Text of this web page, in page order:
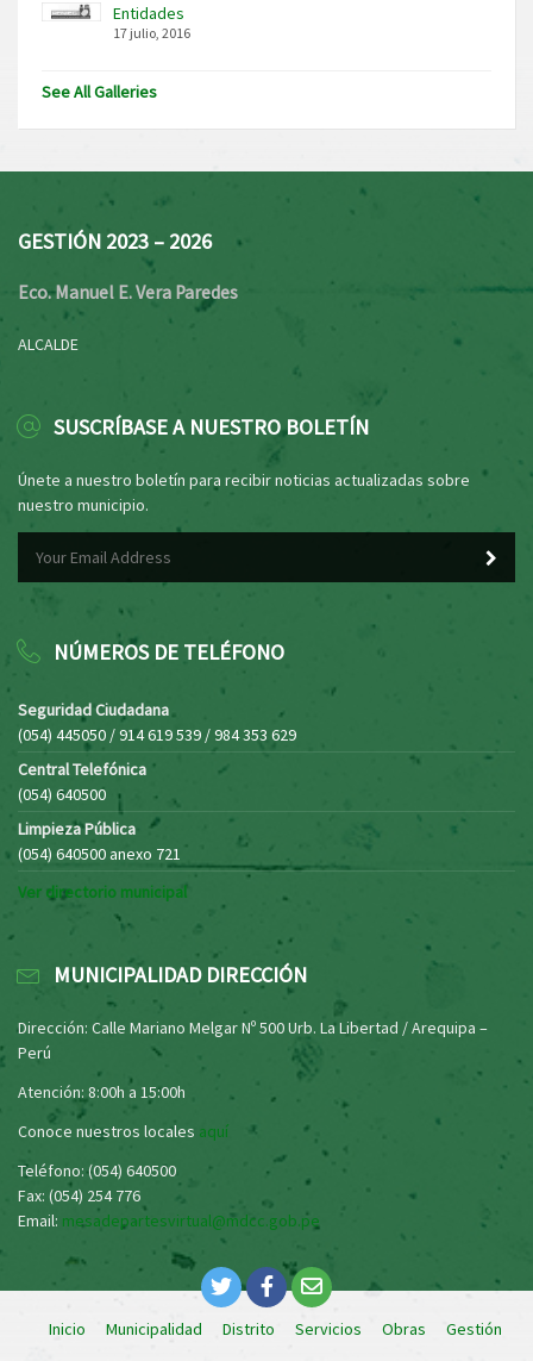
Entidades
17 julio, 2016
See All Galleries
GESTIÓN 2023 – 2026
Eco. Manuel E. Vera Paredes
ALCALDE
SUSCRÍBASE A NUESTRO BOLETÍN
Únete a nuestro boletín para recibir noticias actualizadas sobre
nuestro municipio.
NÚMEROS DE TELÉFONO
Seguridad Ciudadana
(054) 445050 / 914 619 539 / 984 353 629
Central Telefónica
(054) 640500
Limpieza Pública
(054) 640500 anexo 721
Ver directorio municipal
MUNICIPALIDAD DIRECCIÓN
Dirección: Calle Mariano Melgar Nº 500 Urb. La Libertad / Arequipa –
Perú
Atención: 8:00h a 15:00h
Conoce nuestros locales aquí
Teléfono: (054) 640500
Fax: (054) 254 776
Email: mesadepartesvirtual@mdcc.gob.pe
Inicio Municipalidad Distrito Servicios Obras Gestión